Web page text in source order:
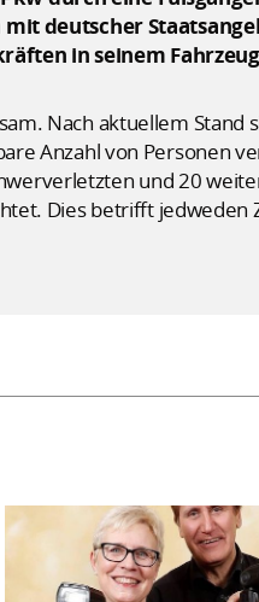
deutscher
in seinem
Nach aktuellem
Anzahl von Personen
und 20
Dies betrifft jedweden